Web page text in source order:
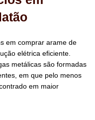
em comprar arame de
elétrica eficiente.
metálicas são formadas
em que pelo menos
em maior